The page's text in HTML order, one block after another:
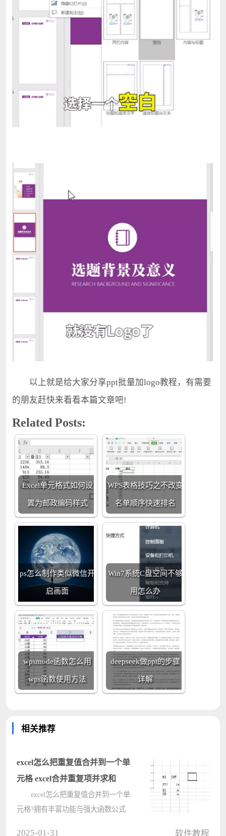
以上就是给大家分享ppt批量加logo教程，有需要
的朋友赶快来看看本篇文章吧!
Related Posts:
Excel单元格式如何设
置为邮政编码样式
WPS表格技巧之不改变
名单顺序快速排名
ps怎么制作类似微信开
启画面
Win7系统C盘空间不够
用怎么办
wpsmode函数怎么用
wps函数使用方法
deepseek做ppt的步骤
详解
相关推荐
excel怎么把重复值合并到一个单
元格 excel合并重复项并求和
excel怎么把重复值合并到一个单
元格?拥有丰富功能与强大函数公式
2025-01-31 软件教程